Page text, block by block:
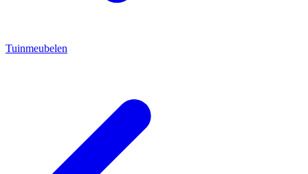
Tuinmeubelen